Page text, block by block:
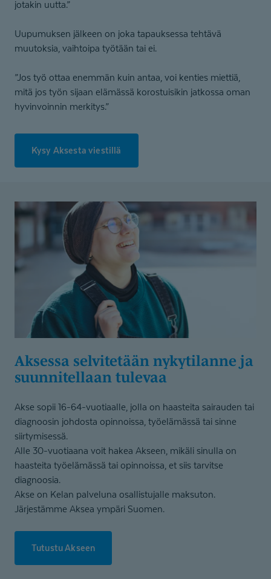
jotakin uutta.”
Uupumuksen jälkeen on joka tapauksessa tehtävä
muutoksia, vaihtoipa työtään tai ei.
”Jos työ ottaa enemmän kuin antaa, voi kenties miettiä,
mitä jos työn sijaan elämässä korostuisikin jatkossa oman
hyvinvoinnin merkitys.”
Kysy Aksesta viestillä
Aksessa selvitetään nykytilanne ja
suunnitellaan tulevaa
Akse sopii 16-64-vuotiaalle, jolla on haasteita sairauden tai
diagnoosin johdosta opinnoissa, työelämässä tai sinne
siirtymisessä.
Alle 30-vuotiaana voit hakea Akseen, mikäli sinulla on
haasteita työelämässä tai opinnoissa, et siis tarvitse
diagnoosia.
Akse on Kelan palveluna osallistujalle maksuton.
Järjestämme Aksea ympäri Suomen.
Tutustu Akseen